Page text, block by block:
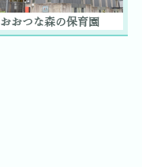
おおつな森の保育園